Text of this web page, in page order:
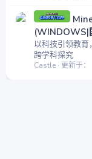
(WINDOWS|
以科技引领教育
跨学科探究
Castle 更新于：